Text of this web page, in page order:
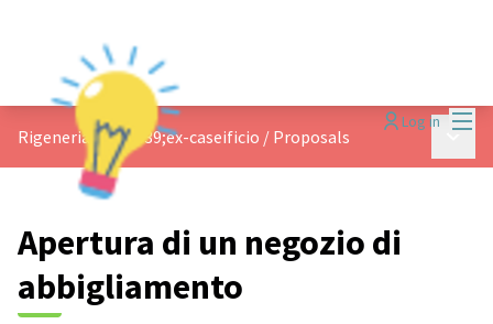
Log in
Rigeneriamo l&#39;ex-caseificio / Proposals Main
Apertura di un negozio di
abbigliamento